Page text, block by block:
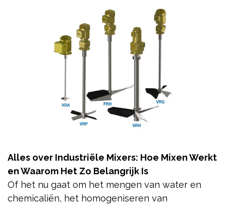
Alles over Industriële Mixers: Hoe Mixen Werkt
en Waarom Het Zo Belangrijk Is
Of het nu gaat om het mengen van water en
chemicaliën, het homogeniseren van